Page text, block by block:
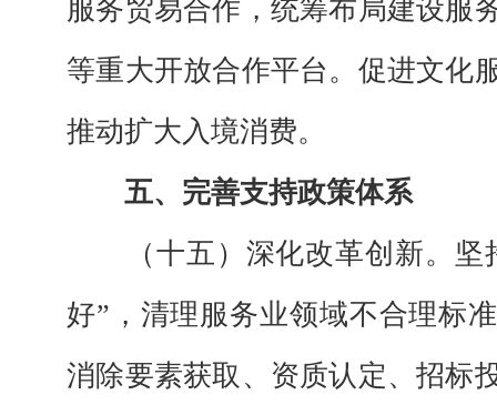
服务贸易合作，统筹布局建设服
等重大开放合作平台。促进文化
推动扩大入境消费。
五、完善支持政策体系
（十五）深化改革创新。 坚
好”，清理服务业领域不合理标
消除要素获取、资质认定、招标